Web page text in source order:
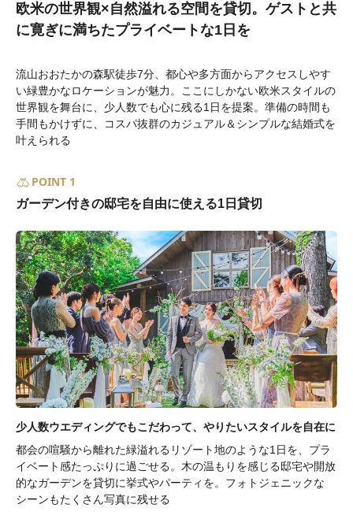
欧米の世界観×自然溢れる空間を貸切。ゲストと共
に寛ぎに満ちたプライベートな1日を
流山おおたかの森駅徒歩7分、都心や多方面からアクセスしやす
い緑豊かなロケーションが魅力。ここにしかない欧米スタイルの
世界観を舞台に、少人数でも心に残る1日を提案。準備の時間も
手間もかけずに、コスパ抜群のカジュアル＆シンプルな結婚式を
叶えられる
POINT 1
ガーデン付きの邸宅を自由に使える1日貸切
少人数ウエディングでもこだわって、やりたいスタイルを自在に
都会の喧騒から離れた緑溢れるリゾート地のような1日を、プラ
イベート感たっぷりに過ごせる。木の温もりを感じる邸宅や開放
的なガーデンを貸切に挙式やパーティを。フォトジェニックな
シーンもたくさん写真に残せる